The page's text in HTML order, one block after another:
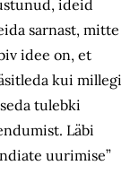
ideid
sarnast, mitte
idee on, et
kui millegi
tulebki
Läbi
uurimise”